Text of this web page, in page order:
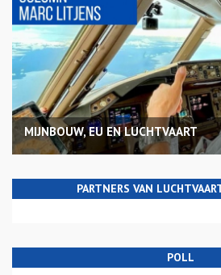
MIJNBOUW, EU EN LUCHTVAART
PARTNERS VAN
POLL